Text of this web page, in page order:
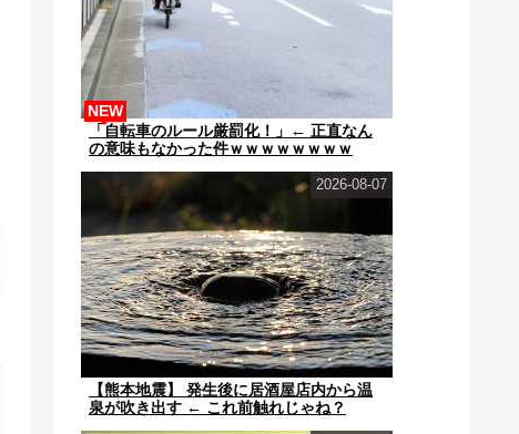
「自転車のルール厳罰化！」← 正直なん
の意味もなかった件ｗｗｗｗｗｗｗｗ
NEW
【熊本地震】 発生後に居酒屋店内から温
泉が吹き出す ← これ前触れじゃね？
2026-08-07